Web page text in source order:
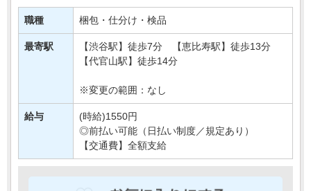
今回配属となるのは、野菜や果物などの農産物を扱う部署＊
あなたには、野菜・フルーツのカット、品出しなどの簡単
な・・・
職種 梱包・仕分け・検品
最寄駅
【渋谷駅】徒歩7分 【恵比寿駅】徒歩13分
【代官山駅】徒歩14分
※変更の範囲：なし
給与
(時給)1550円
◎前払い可能（日払い制度／規定あり）
【交通費】全額支給